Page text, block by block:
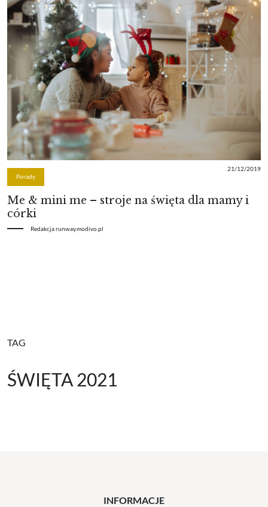
Porady
21/12/2019
Me & mini me – stroje na święta dla mamy i
córki
Redakcja runway.modivo.pl
TAG
ŚWIĘTA 2021
INFORMACJE